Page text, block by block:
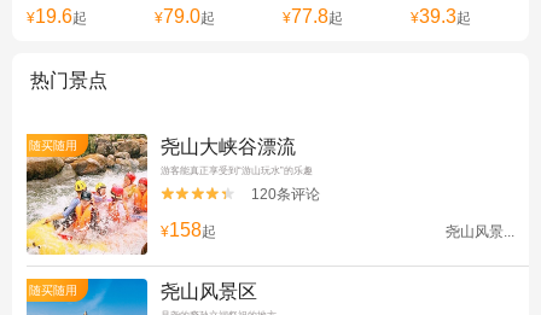
¥19.6起
¥79.0起
¥77.8起
¥39.3起
热门景点
随买随用 尧山大峡谷漂流
游客能真正享受到“游山玩水”的乐趣

 120条评论
¥158起 尧山风景...
随买随用 尧山风景区